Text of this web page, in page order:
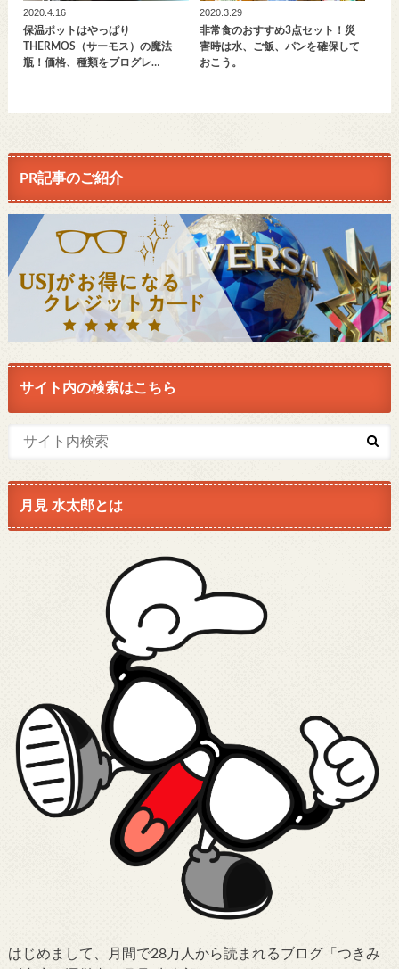
2020.4.16
保温ポットはやっぱり
THERMOS（サーモス）の魔法
瓶！価格、種類をブログレ…
2020.3.29
非常食のおすすめ3点セット！災
害時は水、ご飯、パンを確保して
おこう。
PR記事のご紹介
サイト内の検索はこちら
月見 水太郎とは
はじめまして、月間で28万人から読まれるブログ「つきみ